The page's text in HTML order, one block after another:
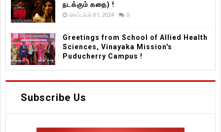
நடக்கும் கதை) !
செப்டம்பர் 07, 2024 0
Greetings from School of Allied Health
Sciences, Vinayaka Mission's
Puducherry Campus !
Subscribe Us